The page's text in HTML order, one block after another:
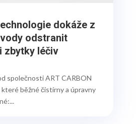
dokáže z
odstranit
zbytky léčiv
společnosti ART CARBON
které běžné čistírny a úpravny